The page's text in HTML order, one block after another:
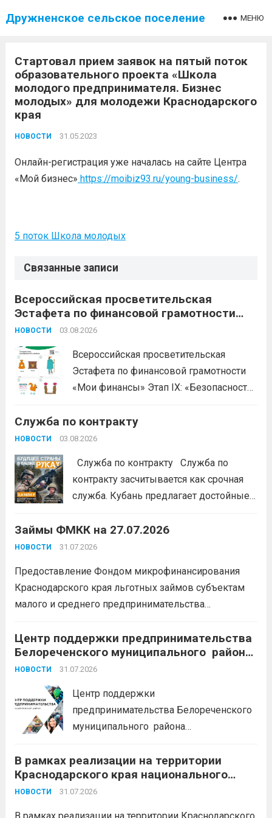
Дружненское сельское поселение МЕНЮ
Стартовал прием заявок на пятый поток
образовательного проекта «Школа
молодого предпринимателя. Бизнес
молодых» для молодежи Краснодарского
края
НОВОСТИ 31.05.2023
Онлайн-регистрация уже началась на сайте Центра
«Мой бизнес» https://moibiz93.ru/young-business/.
5 поток Школа молодых
Связанные записи
Всероссийская просветительская
Эстафета по финансовой грамотности
«Мои финансы»
НОВОСТИ 03.08.2026
Всероссийская просветительская
Эстафета по финансовой грамотности
«Мои финансы» Этап IX: «Безопасность
портале: моифинансы.рф
#ЭстафетаМоиФинансы
Служба по контракту
НОВОСТИ 03.08.2026
Служба по контракту Служба по
контракту засчитывается как срочная
служба. Кубань предлагает достойные
защиту Отечества:
единовременно;
каникулы;
сохранение места...Читать
дальше
Займы ФМКК на 27.07.2026
НОВОСТИ 31.07.2026
Предоставление Фондом микрофинансирования
Краснодарского края льготных займов субъектам
малого и среднего предпринимательства
5 млн. рублей Срок от 7 мес. до 36 мес. Процентная
ставка 0,1- 8,15 % годовых Возможно установление
льготного периода...
Центр поддержки предпринимательства
Белореченского муниципального района
Краснодарского края приглашает на
НОВОСТИ 31.07.2026
Центр поддержки
предпринимательства Белореченского
муниципального района
БЕСПЛАТНЫЕ КОНСУЛЬТАЦИИ
Бухгалтерский учет и заполнение
деклараций; Трудовое
В рамках реализации на территории
Краснодарского края национального
проекта «Эффективная и конкурентная
НОВОСТИ 31.07.2026